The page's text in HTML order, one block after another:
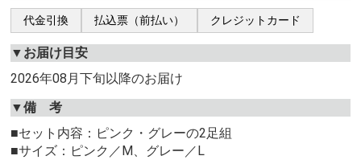
代金引換 払込票（前払い） クレジットカード
▼お届け目安
2026年08月下旬以降のお届け
▼備 考
■セット内容：ピンク・グレーの2足組
■サイズ：ピンク／M、グレー／L